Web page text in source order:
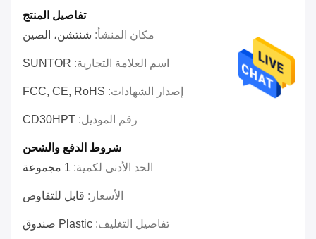
تفاصيل المنتج
مكان المنشأ: شنتشن، الصين
اسم العلامة التجارية: SUNTOR
إصدار الشهادات: FCC, CE, RoHS
رقم الموديل: CD30HPT
شروط الدفع والشحن
الحد الأدنى لكمية: 1 مجموعة
الأسعار: قابل للتفاوض
تفاصيل التغليف: Plastic صندوق